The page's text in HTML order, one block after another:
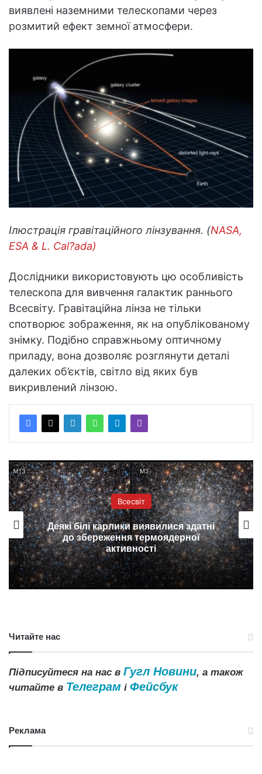
виявлені наземними телескопами через
розмитий ефект земної атмосфери.
Ілюстрація гравітаційного лінзування. (NASA,
ESA & L. Cal?ada)
Дослідники використовують цю особливість
телескопа для вивчення галактик раннього
Всесвіту. Гравітаційна лінза не тільки
спотворює зображення, як на опублікованому
знімку. Подібно справжньому оптичному
приладу, вона дозволяє розглянути деталі
далеких об’єктів, світло від яких був
викривлений лінзою.
Всесвіт
Деякі білі карлики виявилися здатні
до збереження термоядерної
активності
Читайте нас
Підписуйтеся на нас в Гугл Новини, а також
читайте в Телеграм і Фейсбук
Реклама